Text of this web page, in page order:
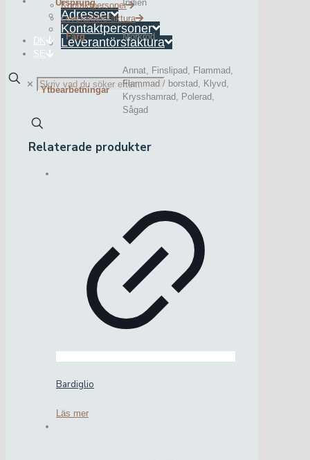
Adresser
Kontaktpersoner
Leverantörsfaktura
Kontaktpersoner
Leverantörsfaktura
DK
SE
✕
Ursprung Indien
Färg Mörkröd
Ytbearbetningar
Annat, Finslipad, Flammad,
Flammad / borstad, Klyvd,
Krysshamrad, Polerad,
Sågad
Relaterade produkter
Bardiglio
Läs mer